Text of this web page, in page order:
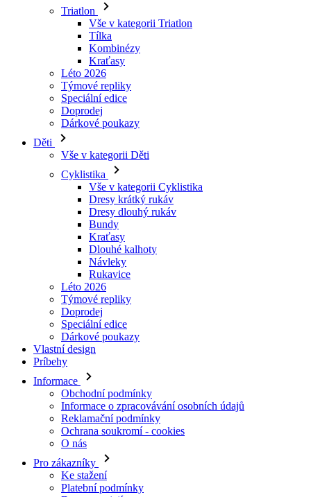
Léto 2026
Týmové repliky
Speciální edice
Doprodej
Dárkové poukazy
Děti
Vše v kategorii Děti
Cyklistika
Vše v kategorii Cyklistika
Dresy dlouhý rukáv
Bundy
Kraťasy
Dlouhé kalhoty
Návleky
Rukavice
Léto 2026
Týmové repliky
Doprodej
Speciální edice
Dárkové poukazy
Vlastní design
Príbehy
Informace
Obchodní podmínky
Informace o zpracovávání osobních údajů
Reklamační podmínky
Ochrana soukromí - cookies
O nás
Pro zákazníky
Ke stažení
Platební podmínky
Doprava a její ceny
Nejčastější dotazy
Velikostní tabulky
Kontakty
Vrácení zboží